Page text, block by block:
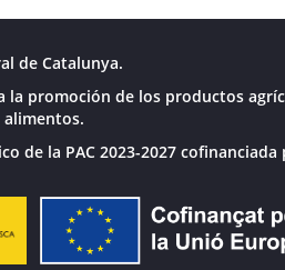
de Catalunya.
la promoción de los productos
alimentos.
de la PAC 2023-2027 cofinanciada